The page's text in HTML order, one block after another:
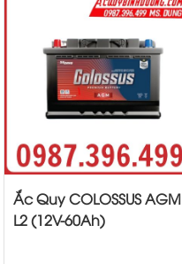
Ắc Quy COLOSSUS AGM
L2 (12V-60Ah)